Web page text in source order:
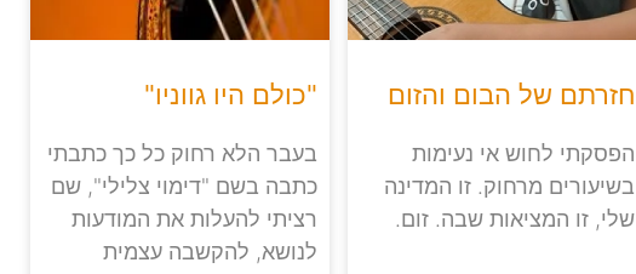
חזרתם של הבום והזום
הפסקתי לחוש אי נעימות
בשיעורים מרחוק. זו המדינה
שלי, זו המציאות שבה. זום.
"כולם היו גווניו"
בעבר הלא רחוק כל כך כתבתי
כתבה בשם "דימוי צלילי", שם
רציתי להעלות את המודעות
לנושא, להקשבה עצמית